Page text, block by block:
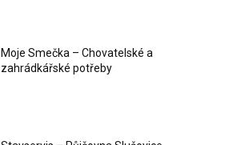
Moje Smečka – Chovatelské a
zahrádkářské potřeby